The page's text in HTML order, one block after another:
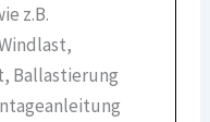
z.B.
Ballastierung